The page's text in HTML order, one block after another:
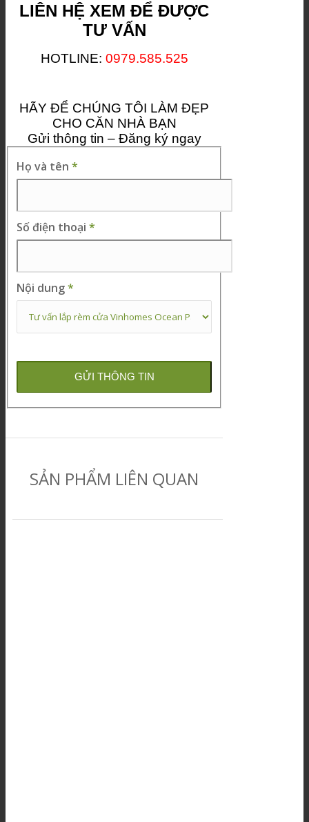
LIÊN HỆ XEM ĐỂ ĐƯỢC
TƯ VẤN
HOTLINE: 0979.585.525
HÃY ĐỂ CHÚNG TÔI LÀM ĐẸP
CHO CĂN NHÀ BẠN
Gửi thông tin – Đăng ký ngay
Họ và tên *
Số điện thoại *
Nội dung*
SẢN PHẨM LIÊN QUAN